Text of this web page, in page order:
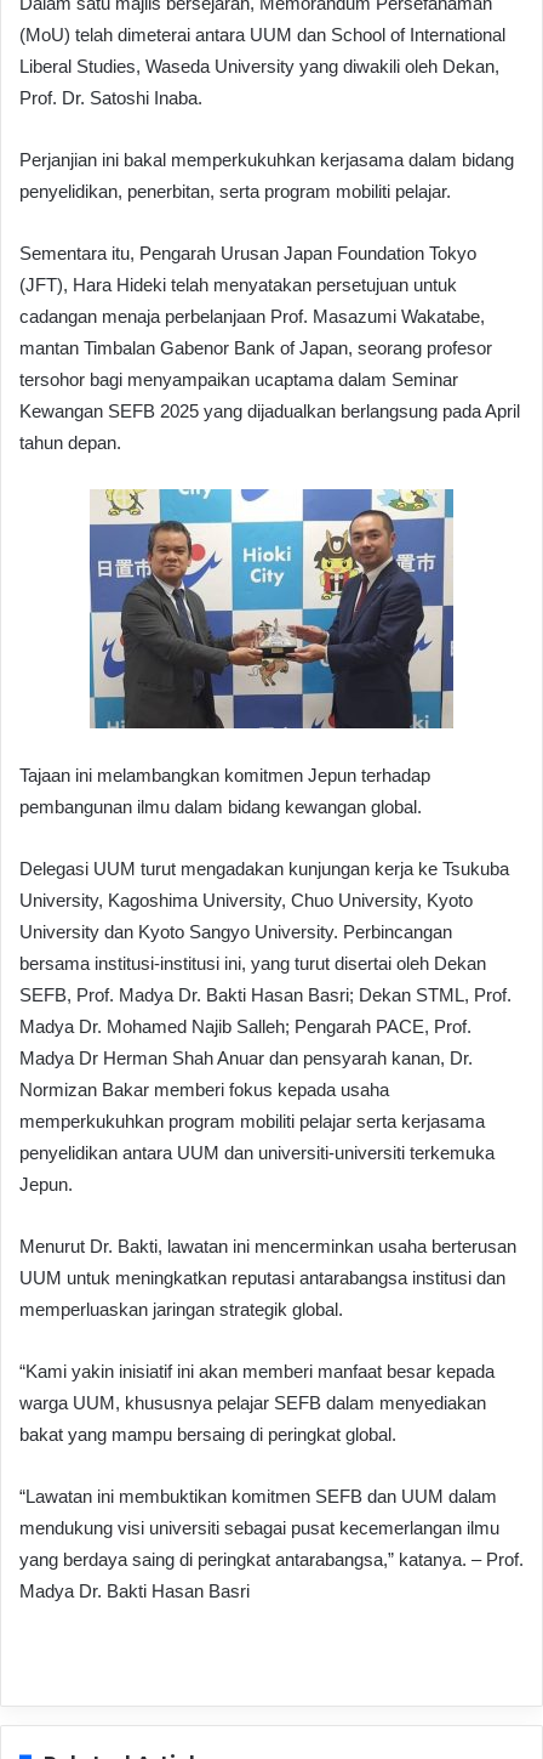
(MoU) telah dimeterai antara UUM dan School of International
Liberal Studies, Waseda University yang diwakili oleh Dekan,
Prof. Dr. Satoshi Inaba.
Perjanjian ini bakal memperkukuhkan kerjasama dalam bidang
penyelidikan, penerbitan, serta program mobiliti pelajar.
Sementara itu, Pengarah Urusan Japan Foundation Tokyo
(JFT), Hara Hideki telah menyatakan persetujuan untuk
cadangan menaja perbelanjaan Prof. Masazumi Wakatabe,
mantan Timbalan Gabenor Bank of Japan, seorang profesor
tersohor bagi menyampaikan ucaptama dalam Seminar
Kewangan SEFB 2025 yang dijadualkan berlangsung pada April
tahun depan.
Tajaan ini melambangkan komitmen Jepun terhadap
pembangunan ilmu dalam bidang kewangan global.
Delegasi UUM turut mengadakan kunjungan kerja ke Tsukuba
University, Kagoshima University, Chuo University, Kyoto
University dan Kyoto Sangyo University. Perbincangan
bersama institusi-institusi ini, yang turut disertai oleh Dekan
SEFB, Prof. Madya Dr. Bakti Hasan Basri; Dekan STML, Prof.
Madya Dr. Mohamed Najib Salleh; Pengarah PACE, Prof.
Madya Dr Herman Shah Anuar dan pensyarah kanan, Dr.
Normizan Bakar memberi fokus kepada usaha
memperkukuhkan program mobiliti pelajar serta kerjasama
penyelidikan antara UUM dan universiti-universiti terkemuka
Jepun.
Menurut Dr. Bakti, lawatan ini mencerminkan usaha berterusan
UUM untuk meningkatkan reputasi antarabangsa institusi dan
memperluaskan jaringan strategik global.
“Kami yakin inisiatif ini akan memberi manfaat besar kepada
warga UUM, khususnya pelajar SEFB dalam menyediakan
bakat yang mampu bersaing di peringkat global.
“Lawatan ini membuktikan komitmen SEFB dan UUM dalam
mendukung visi universiti sebagai pusat kecemerlangan ilmu
yang berdaya saing di peringkat antarabangsa,” katanya. – Prof.
Madya Dr. Bakti Hasan Basri